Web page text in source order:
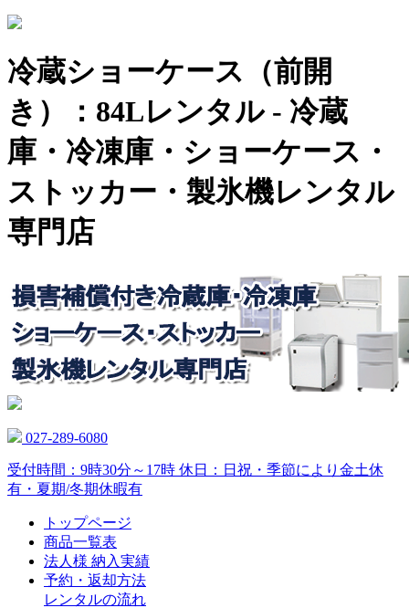
冷蔵ショーケース（前開
き）：84Lレンタル - 冷蔵
庫・冷凍庫・ショーケース・
ストッカー・製氷機レンタル
専門店
027-289-6080
受付時間：9時30分～17時 休日：日祝・季節により金土休
有・夏期/冬期休暇有
トップページ
商品一覧表
法人様 納入実績
予約・返却方法
レンタルの流れ